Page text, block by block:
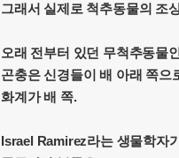
그래서 실제로 척추동물의 조
오래 전부터 있던 무척추동물
곤충은 신경들이 배 아래 쪽으
화계가 배 쪽.
Israel Ramirez라는 생물학자